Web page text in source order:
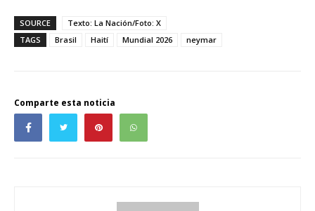
SOURCE
Texto: La Nación/Foto: X
TAGS
Brasil Haití Mundial 2026 neymar
Comparte esta noticia